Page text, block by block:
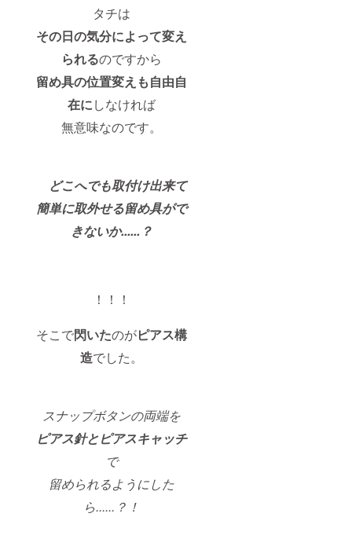
タチは
その日の気分によって変え
られるのですから
留め具の位置変えも自由自
在にしなければ
無意味なのです。
どこへでも取付け出来て
簡単に取外せる留め具がで
きないか......？
！！！
そこで閃いたのがピアス構
造でした。
スナップボタンの両端を
ピアス針とピアスキャッチ
で
留められるようにした
ら......？！